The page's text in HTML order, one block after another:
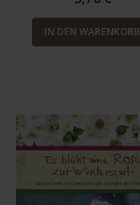
IN DEN WARENKORB